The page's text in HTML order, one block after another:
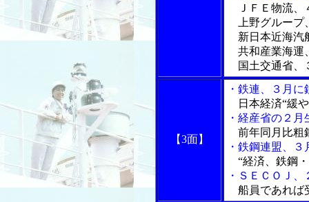
ＪＦＥ物流、
上野グループ
新日本近海汽
共和産業海運
国土交通省、
【3面】
・鉄連、３月
日本経済“緩
・経産省の２
前年同月比粗
・鉄鋼連盟、
“経済、鉄鋼
・ＳＥＣＯＪ
船員であれば